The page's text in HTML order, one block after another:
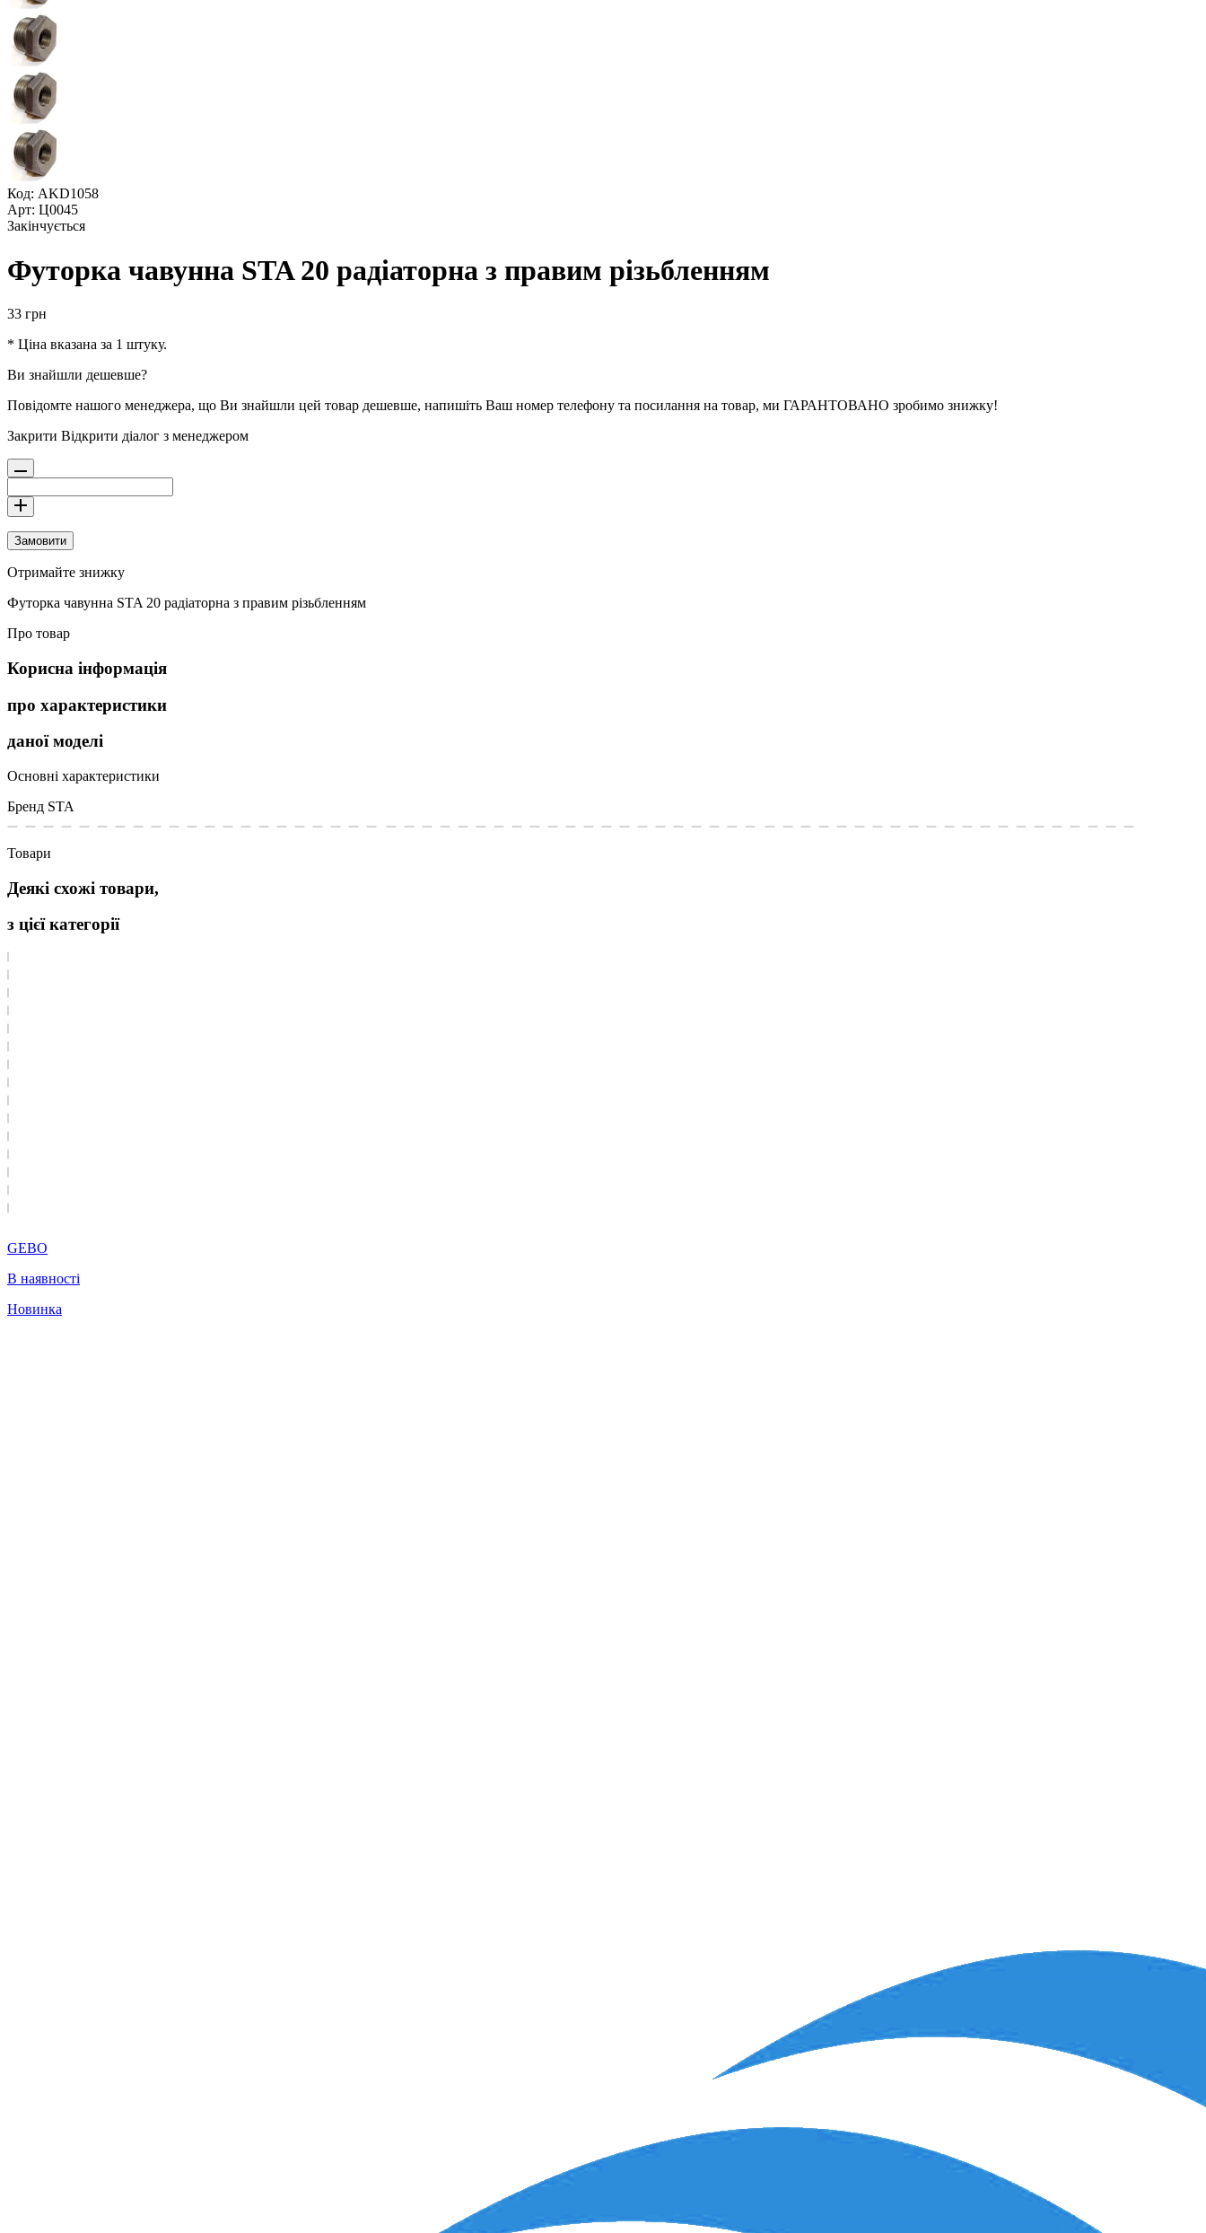
Код: AKD1058
Арт: Ц0045
Закінчується
Футорка чавунна STA 20 радіаторна з правим різьбленням
33 грн
* Ціна вказана за 1 штуку.
Ви знайшли дешевше?
Повідомте нашого менеджера, що Ви знайшли цей товар дешевше, напишіть Ваш номер телефону та посилання на товар, ми ГАРАНТОВАНО зробимо знижку!
Закрити Відкрити діалог з менеджером
Замовити
Отримайте знижку
Футорка чавунна STA 20 радіаторна з правим різьбленням
Про товар
Корисна інформація
про характеристики
даної моделі
Основні характеристики
Бренд STA
Товари
Деякі схожі товари,
з цієї категорії
GEBO
В наявності
Новинка